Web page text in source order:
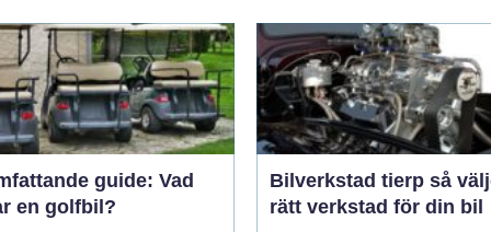
guide: Vad
en golfbil?
Bilverkstad tierp så väljer du
rätt verkstad för din bil